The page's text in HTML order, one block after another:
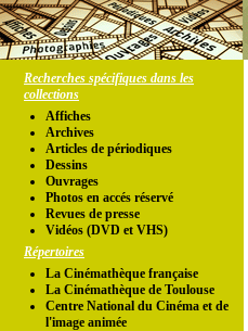
Recherches spécifiques dans les
collections
Affiches
Archives
Articles de périodiques
Dessins
Ouvrages
Photos en accés réservé
Revues de presse
Vidéos (DVD et VHS)
Répertoires
La Cinémathèque française
La Cinémathèque de Toulouse
Centre National du Cinéma et de
l'image animée